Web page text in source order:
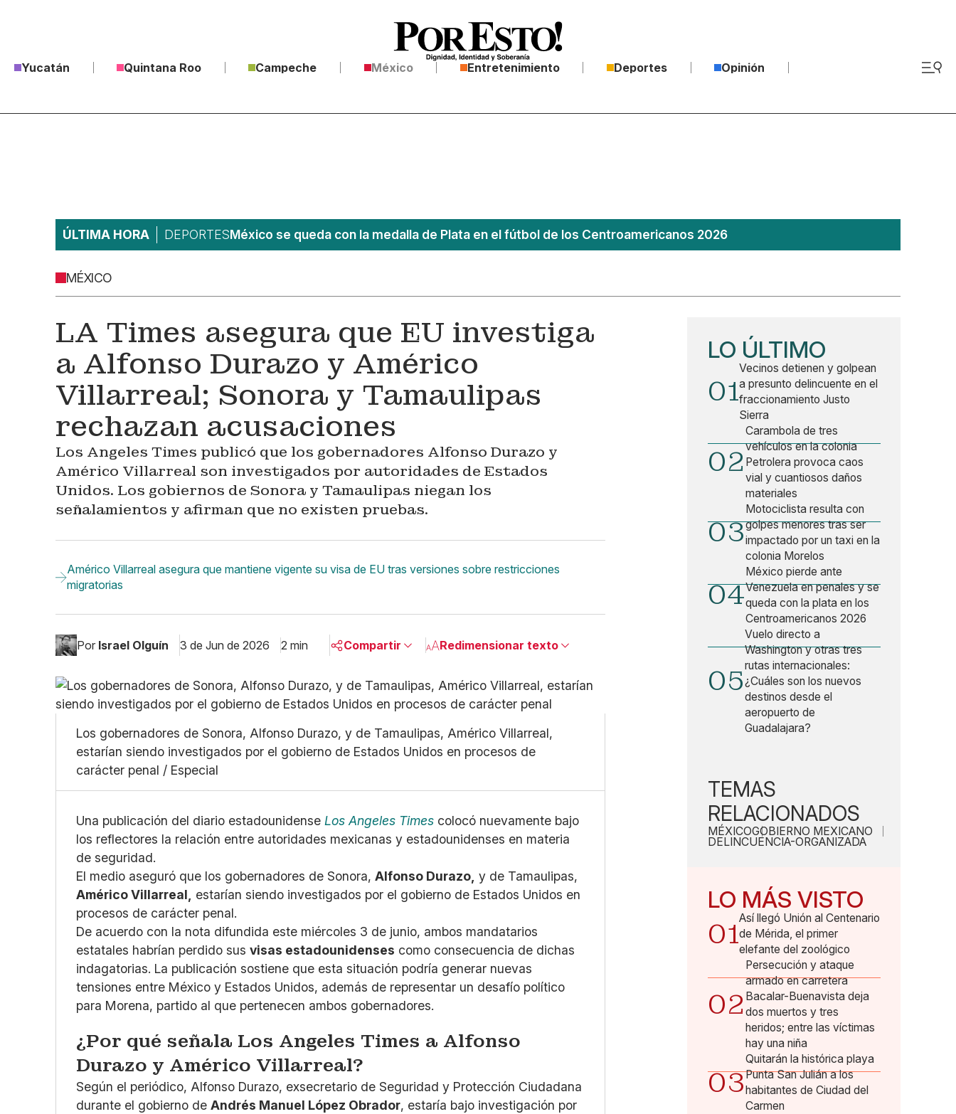
Yucatán Quintana Roo Campeche México Entretenimiento Deportes Opinión
ÚLTIMA HORA DEPORTESMéxico se queda con la medalla de Plata en el fútbol de los Centroamericanos 2026
MÉXICO
LA Times asegura que EU investiga
a Alfonso Durazo y Américo
Villarreal; Sonora y Tamaulipas
rechazan acusaciones
Los Angeles Times publicó que los gobernadores Alfonso Durazo y
Américo Villarreal son investigados por autoridades de Estados
Unidos. Los gobiernos de Sonora y Tamaulipas niegan los
señalamientos y afirman que no existen pruebas.
Américo Villarreal asegura que mantiene vigente su visa de EU tras versiones sobre restricciones
migratorias
Por Israel Olguín 3 de Jun de 2026 2 min Compartir
Linkedin
Facebook
Whatsapp
Copiar enlace
Redimensionar texto
Pequeño
Mediano
Los gobernadores de Sonora, Alfonso Durazo, y de Tamaulipas, Américo Villarreal,
estarían siendo investigados por el gobierno de Estados Unidos en procesos de
carácter penal / Especial
Una publicación del diario estadounidense Los Angeles Times colocó nuevamente bajo
los reflectores la relación entre autoridades mexicanas y estadounidenses en materia
de seguridad.
El medio aseguró que los gobernadores de Sonora,Alfonso Durazo, y de Tamaulipas,
Américo Villarreal,
estarían siendo investigados por el gobierno de Estados Unidos en
procesos de carácter penal.
De acuerdo con la nota difundida este miércoles 3 de junio, ambos mandatarios
estatales habrían perdido susvisas estadounidenses como consecuencia de dichas
indagatorias. La publicación sostiene que esta situación podría generar nuevas
tensiones entre México y Estados Unidos, además de representar un desafío político
para Morena, partido al que pertenecen ambos gobernadores.
¿Por qué señala Los Angeles Times a Alfonso
Durazo y Américo Villarreal?
Según el periódico, Alfonso Durazo, exsecretario de Seguridad y Protección Ciudadana
durante el gobierno deAndrés Manuel López Obrador, estaría bajo investigación por
LO ÚLTIMO
01
Vecinos detienen y golpean
a presunto delincuente en el
fraccionamiento Justo
Sierra
02
Carambola de tres
vehículos en la colonia
Petrolera provoca caos
vial y cuantiosos daños
materiales
03
Motociclista resulta con
golpes menores tras ser
impactado por un taxi en la
colonia Morelos
04
México pierde ante
Venezuela en penales y se
queda con la plata en los
Centroamericanos 2026
05
Vuelo directo a
Washington y otras tres
rutas internacionales:
¿Cuáles son los nuevos
destinos desde el
aeropuerto de
Guadalajara?
TEMAS
RELACIONADOS
MÉXICOGOBIERNO MEXICANO
DELINCUENCIA-ORGANIZADA
LO MÁS VISTO
01Así llegó Unión al Centenario
de Mérida, el primer
elefante del zoológico
02
Persecución y ataque
armado en carretera
Bacalar-Buenavista deja
dos muertos y tres
heridos; entre las víctimas
hay una niña
03
Quitarán la histórica playa
Punta San Julián a los
habitantes de Ciudad del
Carmen